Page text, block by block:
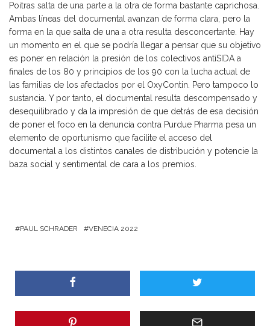
Poitras salta de una parte a la otra de forma bastante caprichosa.
Ambas líneas del documental avanzan de forma clara, pero la
forma en la que salta de una a otra resulta desconcertante. Hay
un momento en el que se podría llegar a pensar que su objetivo
es poner en relación la presión de los colectivos antiSIDA a
finales de los 80 y principios de los 90 con la lucha actual de
las familias de los afectados por el OxyContin. Pero tampoco lo
sustancia. Y por tanto, el documental resulta descompensado y
desequilibrado y da la impresión de que detrás de esa decisión
de poner el foco en la denuncia contra Purdue Pharma pesa un
elemento de oportunismo que facilite el acceso del
documental a los distintos canales de distribución y potencie la
baza social y sentimental de cara a los premios.
PAUL SCHRADER VENECIA 2022